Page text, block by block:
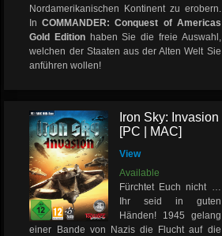
Nordamerikanischen Kontinent zu erobern.
InCOMMANDER: Conquest of Americas
Gold Edition haben Sie die freie Auswahl,
welchen der Staaten aus der Alten Welt Sie
anführen wollen!
Iron Sky: Invasion
[PC | MAC]
View
Available
Fürchtet Euch nicht …
Ihr seid in guten
Händen! 1945 gelang
einer Bande von Nazis die Flucht auf die